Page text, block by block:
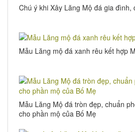
Chú ý khi Xây Lăng Mộ đá gia đình,
Mẫu Lăng mộ đá xanh rêu kết hợp
Mẫu Lăng Mộ đá tròn đẹp, chuẩn
cho phần mộ của Bố Mẹ